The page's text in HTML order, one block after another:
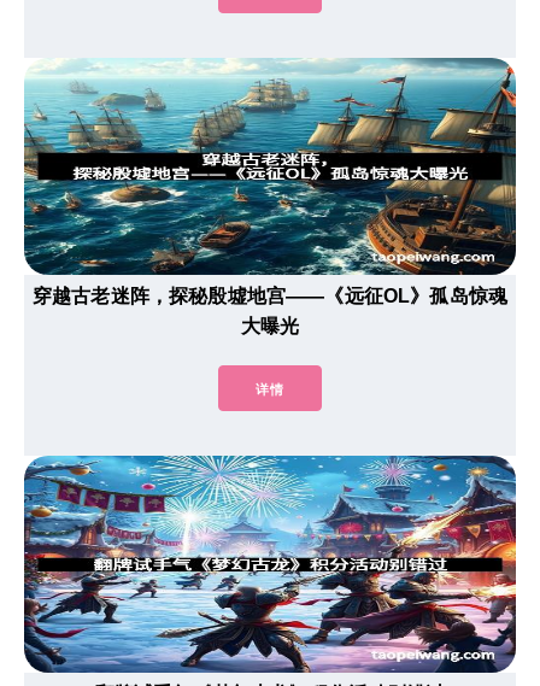
穿越古老迷阵，探秘殷墟地宫——《远征OL》孤岛惊魂
大曝光
详情